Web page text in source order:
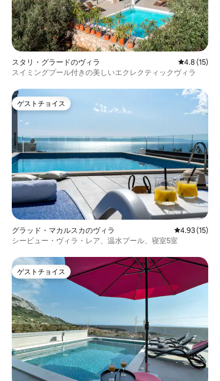
スタリ・グラードのヴィラ レビュー15
4.8 (15)
スイミングプール付きの美しいエクレクティックヴィラ
ゲストチョイス
ゲストチョイス
グラッド・マカルスカのヴィラ レビュー15
4.93 (15)
シービュー・ヴィラ・レア、温水プール、寝室5室
ゲストチョイス
ゲストチョイス